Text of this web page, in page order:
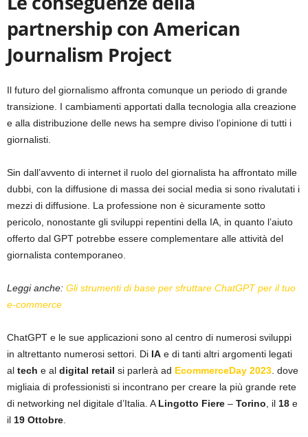
partnership con American
Journalism Project
Il futuro del giornalismo affronta comunque un periodo di grande
transizione. I cambiamenti apportati dalla tecnologia alla creazione
e alla distribuzione delle news ha sempre diviso l’opinione di tutti i
giornalisti.
Sin dall’avvento di internet il ruolo del giornalista ha affrontato mille
dubbi, con la diffusione di massa dei social media si sono rivalutati i
mezzi di diffusione. La professione non è sicuramente sotto
pericolo, nonostante gli sviluppi repentini della IA, in quanto l’aiuto
offerto dal GPT potrebbe essere complementare alle attività del
giornalista contemporaneo.
Leggi anche: Gli strumenti di base per sfruttare ChatGPT per il tuo
e-commerce
ChatGPT e le sue applicazioni sono al centro di numerosi sviluppi
in altrettanto numerosi settori. Di IA e di tanti altri argomenti legati
al tech e al digital retail si parlerà ad EcommerceDay 2023. dove
migliaia di professionisti si incontrano per creare la più grande rete
di networking nel digitale d’Italia. ALingotto Fiere – Torino, il 18 e
il 19 Ottobre.